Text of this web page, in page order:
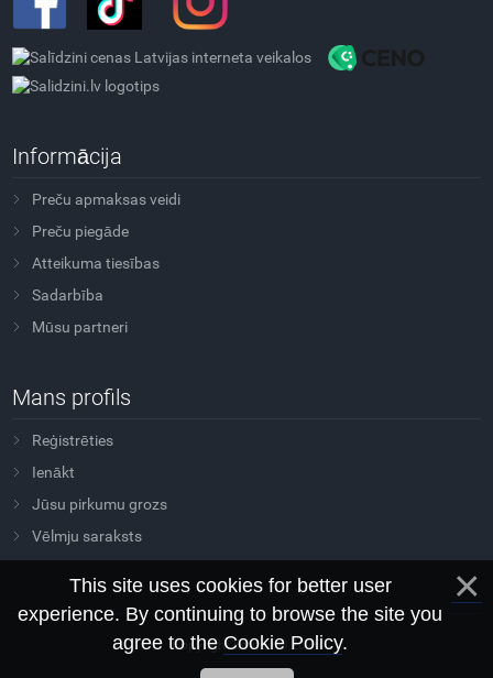
Informācija
Preču apmaksas veidi
Preču piegāde
Atteikuma tiesības
Sadarbība
Mūsu partneri
Mans profils
Reģistrēties
Ienākt
Jūsu pirkumu grozs
Vēlmju saraksts
Copyright Sovtus © 2026
This site uses cookies for better user
experience. By continuing to browse the site you
agree to the Cookie Policy.